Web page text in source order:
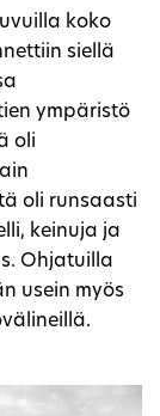
koko
siellä
ympäristö
oli
oli runsaasti
keinuja ja
Ohjatuilla
usein myös